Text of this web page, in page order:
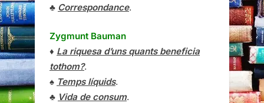
♣ Correspondance.
Zygmunt Bauman
♦ La riquesa d’uns quants beneficia
tothom?.
♠ Temps líquids.
♣ Vida de consum.